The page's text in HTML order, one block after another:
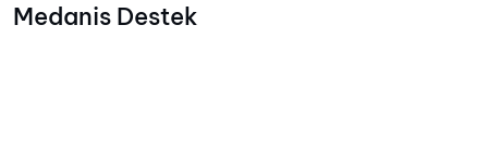
Medanis Destek